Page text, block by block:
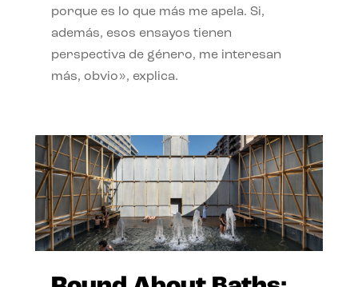
porque es lo que más me apela. Si,
además, esos ensayos tienen
perspectiva de género, me interesan
más, obvio», explica.